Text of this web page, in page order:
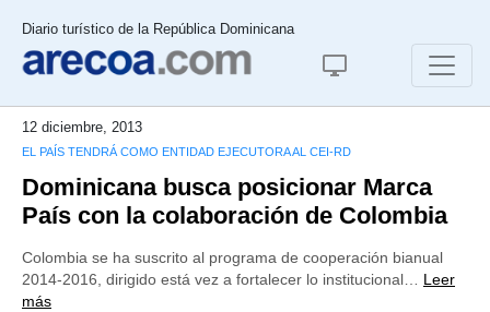
Diario turístico de la República Dominicana
12 diciembre, 2013
EL PAÍS TENDRÁ COMO ENTIDAD EJECUTORA AL CEI-RD
Dominicana busca posicionar Marca
País con la colaboración de Colombia
Colombia se ha suscrito al programa de cooperación bianual
2014-2016, dirigido está vez a fortalecer lo institucional… Leer
más